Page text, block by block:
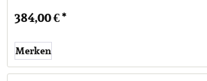
384,00 € *
Merken